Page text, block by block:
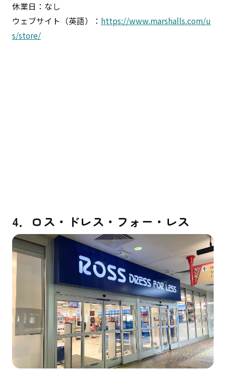
休業日：なし
ウェブサイト（英語）： https://www.marshalls.com/u
s/store/
4．ロス・ドレス・フォー・レス